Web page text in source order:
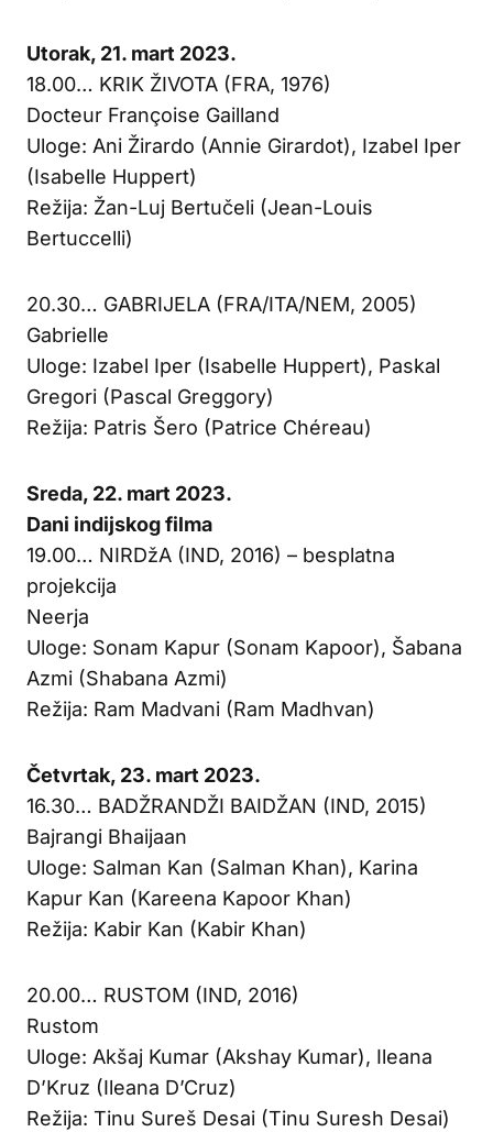
Utorak, 21. mart 2023.
18.00… KRIK ŽIVOTA (FRA, 1976)
Docteur Françoise Gailland
Uloge: Ani Žirardo (Annie Girardot), Izabel Iper
(Isabelle Huppert)
Režija: Žan-Luj Bertučeli (Jean-Louis
Bertuccelli)
20.30… GABRIJELA (FRA/ITA/NEM, 2005)
Gabrielle
Uloge: Izabel Iper (Isabelle Huppert), Paskal
Gregori (Pascal Greggory)
Režija: Patris Šero (Patrice Chéreau)
Sreda, 22. mart 2023.
Dani indijskog filma
19.00… NIRDžA (IND, 2016) – besplatna
projekcija
Neerja
Uloge: Sonam Kapur (Sonam Kapoor), Šabana
Azmi (Shabana Azmi)
Režija: Ram Madvani (Ram Madhvan)
Četvrtak, 23. mart 2023.
16.30… BADŽRANDŽI BAIDŽAN (IND, 2015)
Bajrangi Bhaijaan
Uloge: Salman Kan (Salman Khan), Karina
Kapur Kan (Kareena Kapoor Khan)
Režija: Kabir Kan (Kabir Khan)
20.00… RUSTOM (IND, 2016)
Rustom
Uloge: Akšaj Kumar (Akshay Kumar), Ileana
D’Kruz (Ileana D’Cruz)
Režija: Tinu Sureš Desai (Tinu Suresh Desai)